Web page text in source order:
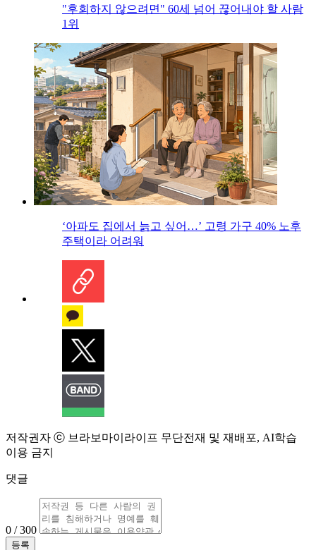
"후회하지 않으려면" 60세 넘어 끊어내야 할 사람
1위
‘아파도 집에서 늙고 싶어…’ 고령 가구 40% 노후
주택이라 어려워
저작권자 ⓒ 브라보마이라이프 무단전재 및 재배포, AI학습
이용 금지
댓글
0 / 300